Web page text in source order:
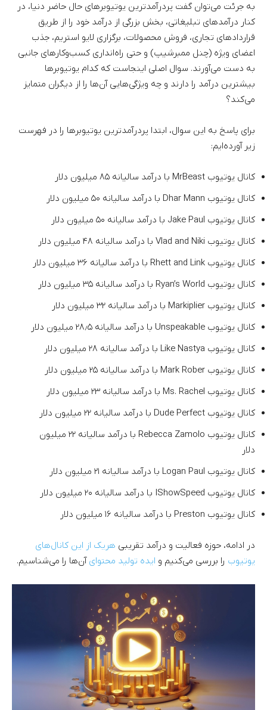
به جرئت می‌توان گفت پردرآمدترین یوتیوبر‌های حال حاضر دنیا، در
کنار درآمد‌های تبلیغاتی، بخش بزرگی از درآمد خود را از طریق
قرارداد‌های تجاری، فروش محصولات، برگزاری لایو استریم، جذب
اعضای ویژه (چنل ممبرشیپ) و حتی راه‌انداری کسب‌وکارهای جانبی
به دست می‌آورند. سوال اصلی اینجاست که کدام یوتیوبر‌ها
بیشترین درآمد را دارند و چه ویژگی‌هایی آن‌ها را از دیگران متمایز
می‌کند؟
برای پاسخ به این سوال، ابتدا پردرآمدترین یوتیوبر‌ها را در فهرست
زیر آورده‌‌ایم:
کانال یوتیوب MrBeast با درآمد سالیانه ۸۵ میلیون دلار
کانال یوتیوب Dhar Mann با درآمد سالیانه ۵۰ میلیون دلار
کانال یوتیوب Jake Paul با درآمد سالیانه ۵۰ میلیون دلار
کانال یوتیوب Vlad and Niki با درآمد سالیانه ۴۸ میلیون دلار
کانال یوتیوب Rhett and Link با درآمد سالیانه ۳۶ میلیون دلار
کانال یوتیوب Ryan’s World با درآمد سالیانه ۳۵ میلیون دلار
کانال یوتیوب Markiplier با درآمد سالیانه ۳۲ میلیون دلار
کانال یوتیوب Unspeakable با درآمد سالیانه ۲۸٫۵ میلیون دلار
کانال یوتیوب Like Nastya با درآمد سالیانه ۲۸ میلیون دلار
کانال یوتیوب Mark Rober با درآمد سالیانه ۲۵ میلیون دلار
کانال یوتیوب Ms. Rachel با درآمد سالیانه ۲۳ میلیون دلار
کانال یوتیوب Dude Perfect با درآمد سالیانه ۲۲ میلیون دلار
کانال یوتیوب Rebecca Zamolo با درآمد سالیانه ۲۲ میلیون
دلار
کانال یوتیوب Logan Paul با درآمد سالیانه ۲۱ میلیون دلار
کانال یوتیوب IShowSpeed با درآمد سالیانه ۲۰ میلیون دلار
کانال یوتیوب Preston با درآمد سالیانه ۱۶ میلیون دلار
در ادامه، حوزه فعالیت و درآمد تقریبی هریک از این کانال‌های
یوتیوب را بررسی می‌کنیم و ایده تولید محتوای آن‌ها را می‌شناسیم.